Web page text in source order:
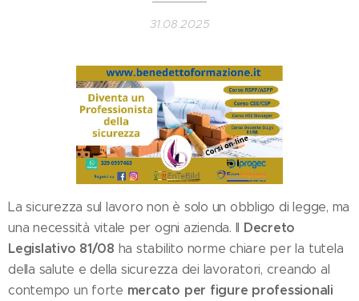
31.08.2025
La sicurezza sul lavoro non è solo un obbligo di legge, ma
una necessità vitale per ogni azienda. Il Decreto
Legislativo 81/08 ha stabilito norme chiare per la tutela
della salute e della sicurezza dei lavoratori, creando al
contempo un forte mercato per figure professionali